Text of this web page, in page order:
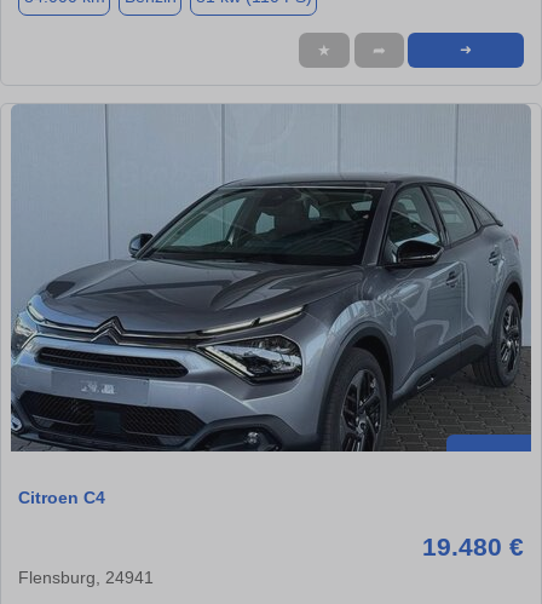
★ ➦ ➜
Citroen C4
19.480 €
Flensburg, 24941